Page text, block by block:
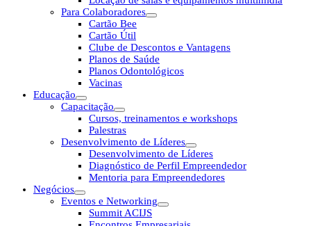
Para Colaboradores
Cartão Bee
Cartão Útil
Clube de Descontos e Vantagens
Planos de Saúde
Planos Odontológicos
Vacinas
Educação
Capacitação
Cursos, treinamentos e workshops
Palestras
Desenvolvimento de Líderes
Desenvolvimento de Líderes
Diagnóstico de Perfil Empreendedor
Mentoria para Empreendedores
Negócios
Eventos e Networking
Summit ACIJS